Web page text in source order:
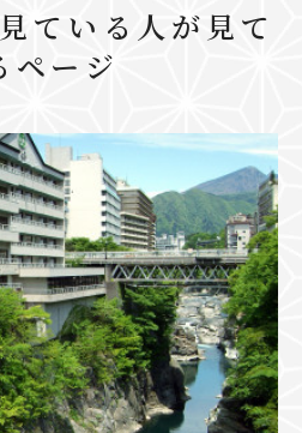
ている人が見て
ページ